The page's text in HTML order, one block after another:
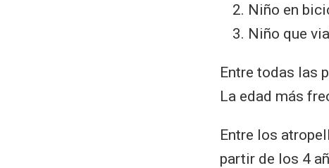
Niño en
Niño que
Entre todas las
La edad más
Entre los
partir de los 4